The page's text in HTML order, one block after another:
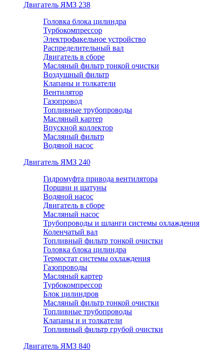
Двигатель ЯМЗ 238
Головка блока цилиндра
Турбокомпрессор
Электрофакельное устройство
Распределительный вал
Двигатель в сборе
Масляный фильтр тонкой очистки
Воздушный фильтр
Клапаны и толкатели
Вентилятор
Газопровод
Топливные трубопроводы
Масляный картер
Впускной коллектор
Масляный фильтр
Водяной насос
Двигатель ЯМЗ 240
Гидромуфта привода вентилятора
Поршни и шатуны
Водяной насос
Двигатель в сборе
Масляный насос
Трубопроводы и шланги системы охлаждения
Коленчатый вал
Топливный фильтр тонкой очистки
Головка блока цилиндра
Термостат системы охлаждения
Газопроводы
Масляный картер
Турбокомпрессор
Блок цилиндров
Масляный фильтр тонкой очистки
Топливные трубопроводы
Клапаны и и толкатели
Топливный фильтр грубой очистки
Двигатель ЯМЗ 840